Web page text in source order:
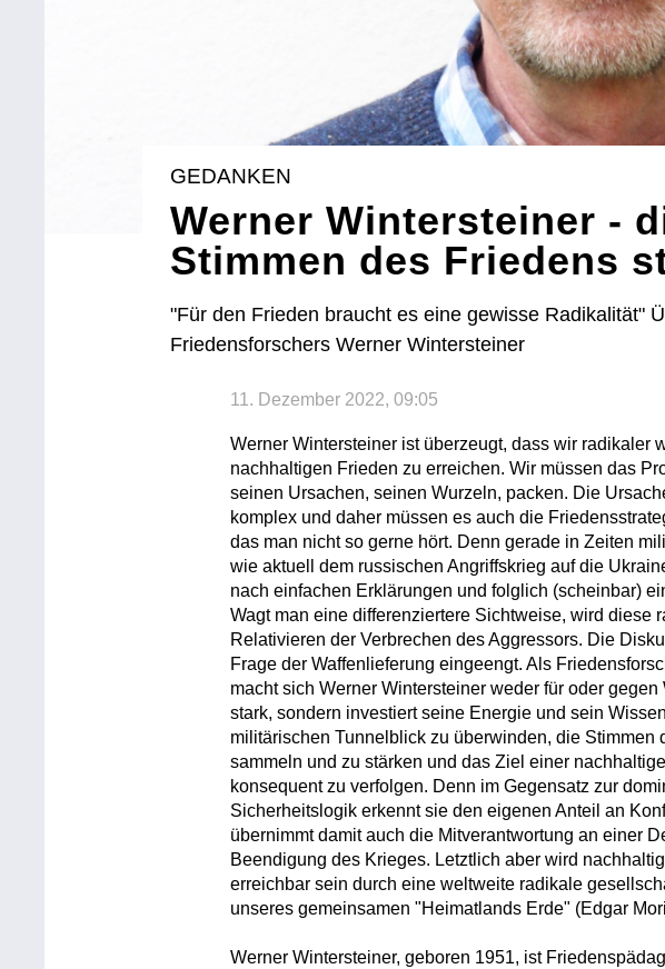
GEDANKEN
Werner Wintersteiner -
Stimmen des Friedens
"Für den Frieden braucht es eine gewisse Radikalität"
Friedensforschers Werner Wintersteiner
11. Dezember 2022, 09:05
Werner Wintersteiner ist überzeugt, dass wir radikaler
nachhaltigen Frieden zu erreichen. Wir müssen das
seinen Ursachen, seinen Wurzeln, packen. Die
komplex und daher müssen es auch die
das man nicht so gerne hört. Denn gerade in Zeiten
wie aktuell dem russischen Angriffskrieg auf die
nach einfachen Erklärungen und folglich (scheinbar)
Wagt man eine differenziertere Sichtweise, wird diese
Relativieren der Verbrechen des Aggressors. Die
Frage der Waffenlieferung eingeengt. Als
macht sich Werner Wintersteiner weder für oder gegen
stark, sondern investiert seine Energie und sein
militärischen Tunnelblick zu überwinden, die Stimmen
sammeln und zu stärken und das Ziel einer
konsequent zu verfolgen. Denn im Gegensatz zur
Sicherheitslogik erkennt sie den eigenen Anteil an
übernimmt damit auch die Mitverantwortung an einer
Beendigung des Krieges. Letztlich aber wird
erreichbar sein durch eine weltweite radikale
unseres gemeinsamen "Heimatlands Erde" (Edgar
Werner Wintersteiner, geboren 1951, ist